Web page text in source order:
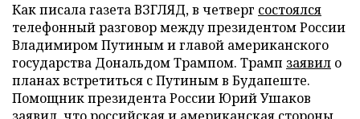
Как писала газета ВЗГЛЯД, в четверг состоялся
телефонный разговор между президентом России
Владимиром Путиным и главой американского
государства Дональдом Трампом. Трамп заявил о
планах встретиться с Путиным в Будапеште.
Помощник президента России Юрий Ушаков